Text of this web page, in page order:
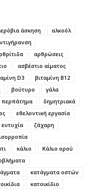
άσκηση
αλκοόλ
αρθρώσεις
ασβέστιο αίματος
D3
βιταμίνη Β12
βούτυρο
γάλα
περπάτημα
δημητριακά
εθελοντική εργασία
ευτυχία
ζάχαρη
κάλιο
Κάλιο ορού
κατάγματα οστών
κατοικίδιο